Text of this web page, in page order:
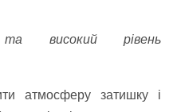
високий рівень
атмосферу затишку і